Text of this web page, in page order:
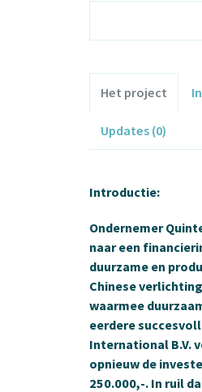
Het project
Updates (0)
Introductie:
Ondernemer
naar een
duurzame en
Chinese
waarmee
eerdere
International B.V.
opnieuw de
250.000,-. In ruil